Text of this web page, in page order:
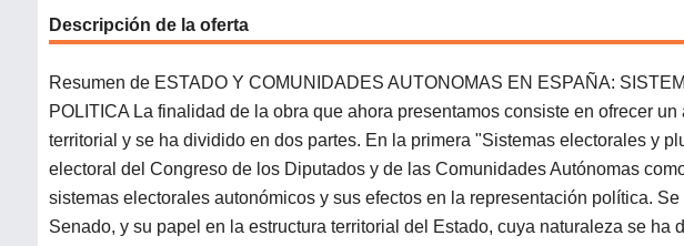
Descripción de la oferta
Resumen de ESTADO Y COMUNIDADES AUTONOMAS EN ESPAÑA:
POLITICA La finalidad de la obra que ahora presentamos consiste en ofrecer
territorial y se ha dividido en dos partes. En la primera "Sistemas electorales y
electoral del Congreso de los Diputados y de las Comunidades Autónomas
sistemas electorales autonómicos y sus efectos en la representación política.
Senado, y su papel en la estructura territorial del Estado, cuya naturaleza se ha